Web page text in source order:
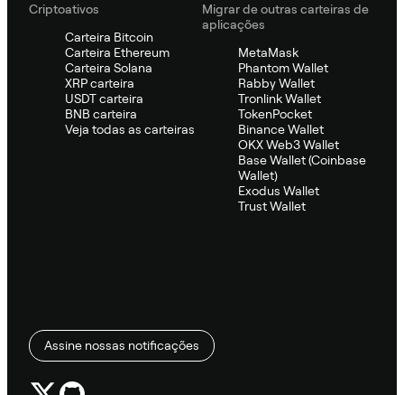
Criptoativos
Carteira Bitcoin
Carteira Ethereum
Carteira Solana
XRP carteira
USDT carteira
BNB carteira
Veja todas as carteiras
Migrar de outras carteiras de
aplicações
MetaMask
Phantom Wallet
Rabby Wallet
Tronlink Wallet
TokenPocket
Binance Wallet
OKX Web3 Wallet
Base Wallet (Coinbase
Wallet)
Exodus Wallet
Trust Wallet
Assine nossas notificações